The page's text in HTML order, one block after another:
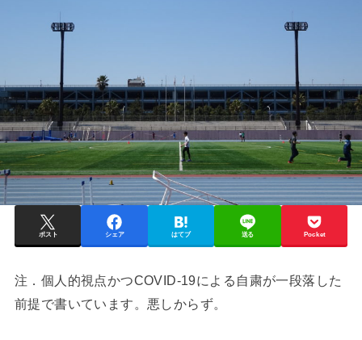
ポスト シェア はてブ 送る Pocket
注．個人的視点かつCOVID-19による自粛が一段落した
前提で書いています。悪しからず。